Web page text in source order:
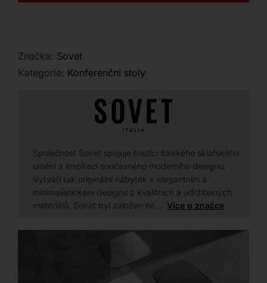
Značka: Sovet
Kategorie: Konferenční stoly
Společnost Sovet spojuje tradici italského sklářského
umění a inspiraci současného moderního designu.
Vytváří tak originální nábytek v elegantním a
minimalistickém designu z kvalitních a udržitelných
materiálů. Sovet byl založen na… Více o značce